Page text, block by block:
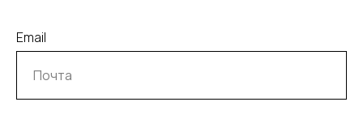
формализации
Email